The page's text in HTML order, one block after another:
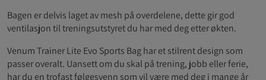
Bagen er delvis laget av mesh på overdelene, dette gir god
ventilasjon til treningsutstyret du har med deg etter økten.
Venum Trainer Lite Evo Sports Bag har et stilrent design som
passer overalt. Uansett om du skal på trening, jobb eller ferie,
har du en trofast følgesvenn som vil være med deg i mange år